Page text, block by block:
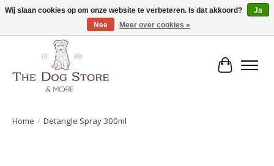
De speciaalzaak in hondenartikelen en meer!
Home / Detangle Spray 300ml
Wij slaan cookies op om onze website te verbeteren. Is dat akkoord?
Ja
Nee
Meer over cookies »